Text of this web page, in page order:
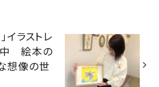
イラストレ
中 絵本の
想像の世